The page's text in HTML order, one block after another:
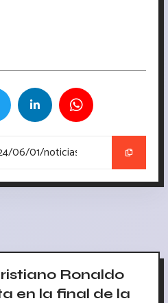
Ronaldo
en la final de la